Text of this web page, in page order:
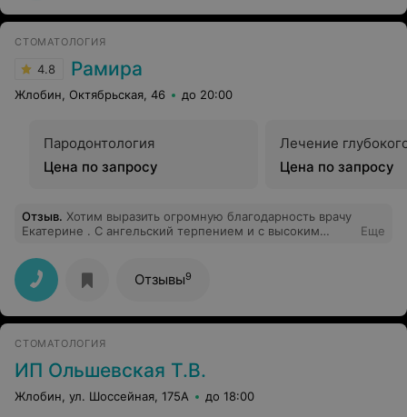
СТОМАТОЛОГИЯ
4.8 Рамира
Жлобин, Октябрьская, 46 до 20:00
Пародонтология
Цена по запросу
Лечение
Цена по запросу
Отзыв. Хотим выразить огромную благодарность врачу
Екатерине . С ангельский терпением и с высоким
нашему трех летнему ребёнку, который даже стричься
без слез не может. Спасибо за индивидуальный
подход, граммотную консультацию для старшей дочки.
Также отметим хорошее отношение всего персонала,
аккуратность самой стоматологии. Однозначно
благодарных клиентов!!!!
Еще
Отзывы9
СТОМАТОЛОГИЯ
ИП Ольшевская Т.В.
Жлобин, ул. Шоссейная, 175А до 18:00